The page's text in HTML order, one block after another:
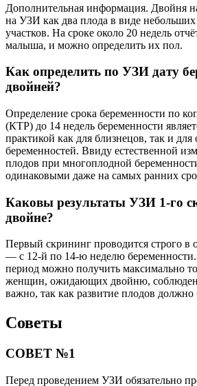
Дополнительная информация. Двойня
на УЗИ как два плода в виде
участков. На сроке около 20 недель
малыша, и можно определить их пол.
Как определить по УЗИ дату
двойней?
Определение срока беременности по
(КТР) до 14 недель беременности
практикой как для близнецов, так и
беременностей. Ввиду естественной
плодов при многоплодной
одинаковыми даже на самых ранних
Каковы результаты УЗИ 1-го
двойне?
Первый скрининг проводится строго в
— с 12-й по 14-ю неделю
период можно получить максимально
женщин, ожидающих двойню,
важно, так как развитие плодов
Советы
СОВЕТ №1
Перед проведением УЗИ обязательно